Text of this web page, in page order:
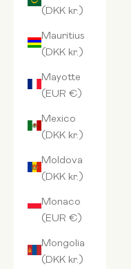
(DKK kr.)
Mauritius
(DKK kr.)
Mayotte
(EUR €)
Mexico
(DKK kr.)
Moldova
(DKK kr.)
Monaco
(EUR €)
Mongolia
(DKK kr.)